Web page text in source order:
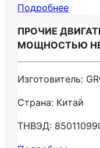
Подробнее
ПРОЧИЕ
МОЩНОСТЬЮ НЕ
Изготовитель:
Страна: Китай
ТНВЭД: